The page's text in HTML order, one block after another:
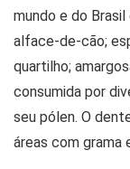
mundo e do
alface-de-cão;
quartilho;
consumida por
seu pólen. O
áreas com grama